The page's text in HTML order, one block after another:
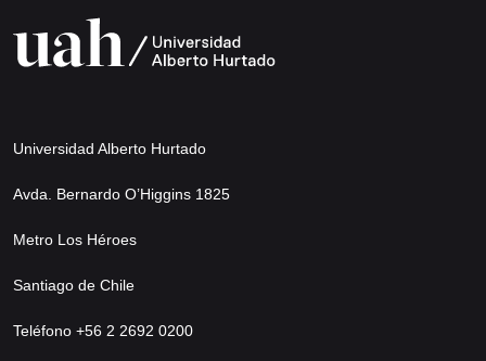
Universidad Alberto Hurtado
Avda. Bernardo O’Higgins 1825
Metro Los Héroes
Santiago de Chile
Teléfono +56 2 2692 0200